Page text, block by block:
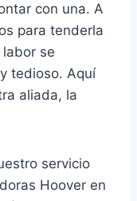
con una. A
para tenderla
se
tedioso. Aquí
aliada, la
servicio
Hoover en